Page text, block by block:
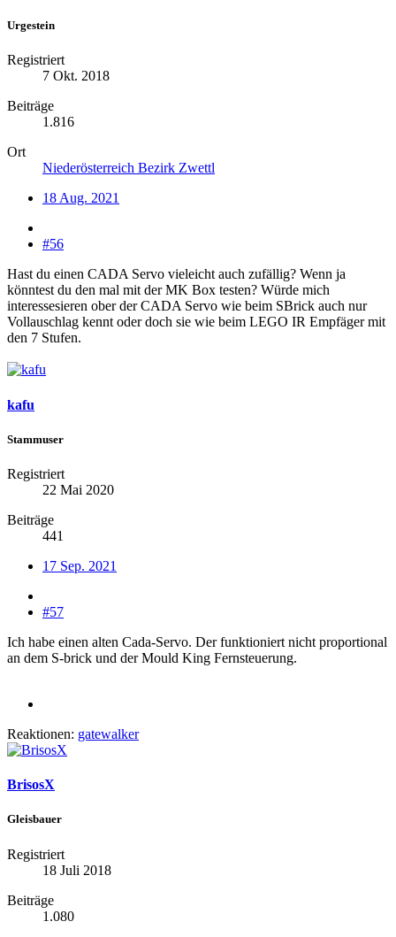
Urgestein
Registriert
7 Okt. 2018
Beiträge
1.816
Ort
Niederösterreich Bezirk Zwettl
18 Aug. 2021
#56
Hast du einen CADA Servo vieleicht auch zufällig? Wenn ja
könntest du den mal mit der MK Box testen? Würde mich
interessesieren ober der CADA Servo wie beim SBrick auch nur
Vollauschlag kennt oder doch sie wie beim LEGO IR Empfäger mit
den 7 Stufen.
kafu
Stammuser
Registriert
22 Mai 2020
Beiträge
441
17 Sep. 2021
#57
Ich habe einen alten Cada-Servo. Der funktioniert nicht proportional
an dem S-brick und der Mould King Fernsteuerung.
Reaktionen: gatewalker
BrisosX
Gleisbauer
Registriert
18 Juli 2018
Beiträge
1.080